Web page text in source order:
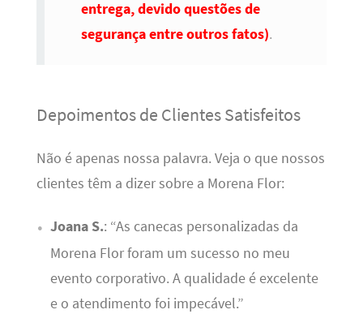
entrega, devido questões de
segurança entre outros fatos).
Depoimentos de Clientes Satisfeitos
Não é apenas nossa palavra. Veja o que nossos
clientes têm a dizer sobre a Morena Flor:
Joana S.: “As canecas personalizadas da
Morena Flor foram um sucesso no meu
evento corporativo. A qualidade é excelente
e o atendimento foi impecável.”